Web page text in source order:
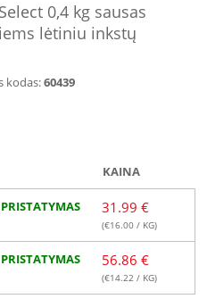
0,4 kg sausas
lėtiniu inkstų
kodas:60439
KAINA
31.99 €
(€16.00 / KG)
56.86 €
(€14.22 / KG)